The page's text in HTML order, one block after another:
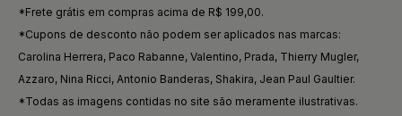
*Frete grátis em compras acima de R$ 199,00.
*Cupons de desconto não podem ser aplicados nas marcas:
Carolina Herrera, Paco Rabanne, Valentino, Prada, Thierry Mugler,
Azzaro, Nina Ricci, Antonio Banderas, Shakira, Jean Paul Gaultier.
*Todas as imagens contidas no site são meramente ilustrativas.